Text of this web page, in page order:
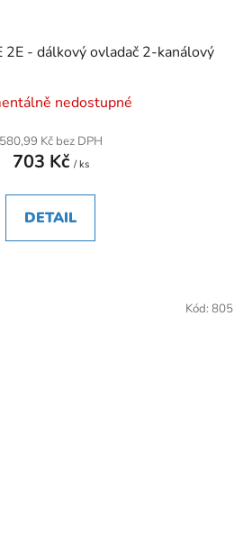
2E - dálkový ovladač 2-kanálový
nedostupné
580,99 Kč bez DPH
703 Kč / ks
DETAIL
Kód: 805